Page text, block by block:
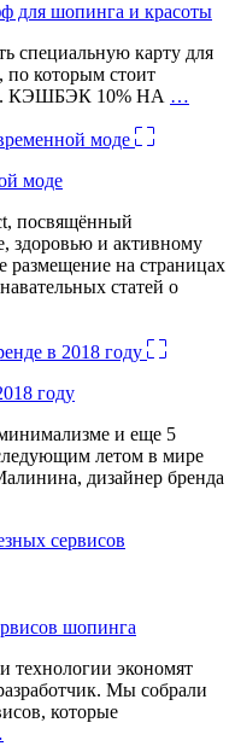
для шопинга и красоты
специальную карту для
которым стоит
1. КЭШБЭК 10% НА …
моде
посвящённый
здоровью и активному
размещение на страницах
статей о
году
и еще 5
летом в мире
дизайнер бренда
шопинга
экономят
Мы собрали
которые